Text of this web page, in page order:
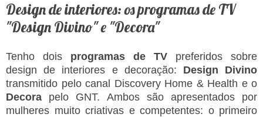
Design de interiores: os programas de TV
"Design Divino" e "Decora"
Tenho dois programas de TV preferidos sobre
design de interiores e decoração: Design Divino
transmitido pelo canal Discovery Home & Health e o
Decora pelo GNT. Ambos são apresentados por
mulheres muito criativas e competentes: o primeiro